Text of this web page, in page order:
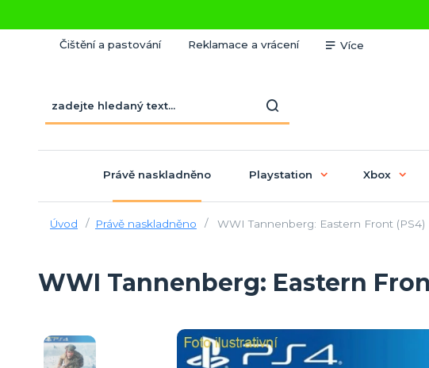
Čištění a pastování Reklamace a vrácení Více
Právě naskladněno Playstation Xbox
Úvod Právě naskladněno WWI Tannenberg: Eastern Front (PS4)
WWI Tannenberg: Eastern